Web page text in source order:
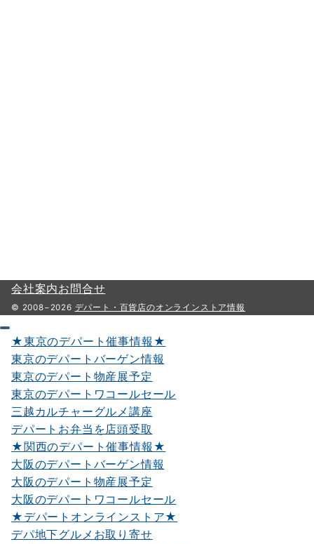
会社案内お問合せ
© 2008−2026 デパート・百貨店のオンラインストア情報
★東京のデパート催事情報★
東京のデパートバーゲン情報
東京のデパート物産展予定
東京のデパートワコールセール
三越カルチャーグルメ講座
デパートお弁当を店頭受取
★関西のデパート催事情報★
大阪のデパートバーゲン情報
大阪のデパート物産展予定
大阪のデパートワコールセール
★デパートオンラインストア★
デパ地下グルメお取り寄せ